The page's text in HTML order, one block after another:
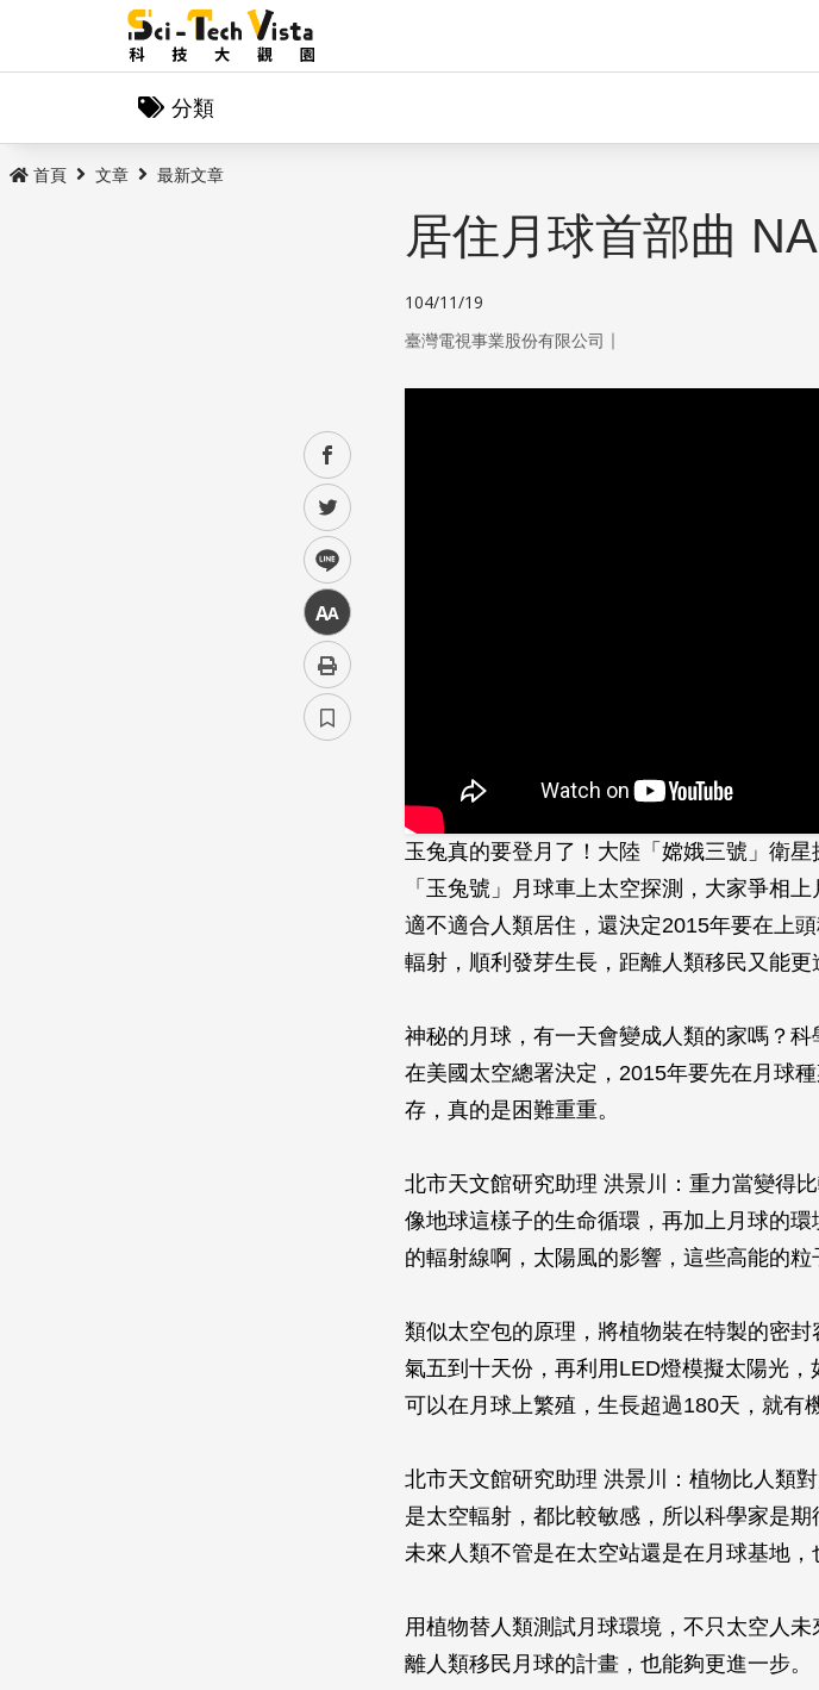
分類
首頁 文章 最新文章
facebook
twitter
line
中
居住月球首部曲
104/11/19
臺灣電視事業股份有限公司 ｜
玉兔真的要登月了！大陸「嫦娥三號」衛
「玉兔號」月球車上太空探測，大家爭相
適不適合人類居住，還決定2015年要在上
輻射，順利發芽生長，距離人類移民又能更
神秘的月球，有一天會變成人類的家嗎？
在美國太空總署決定，2015年要先在月球
存，真的是困難重重。
北市天文館研究助理 洪景川：重力當變得
像地球這樣子的生命循環，再加上月球的
的輻射線啊，太陽風的影響，這些高能的粒
類似太空包的原理，將植物裝在特製的密
氣五到十天份，再利用LED燈模擬太陽光
可以在月球上繁殖，生長超過180天，就有
北市天文館研究助理 洪景川：植物比人類
是太空輻射，都比較敏感，所以科學家是
未來人類不管是在太空站還是在月球基地
用植物替人類測試月球環境，不只太空人
離人類移民月球的計畫，也能夠更進一步。